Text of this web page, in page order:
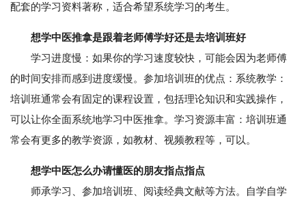
配套的学习资料著称，适合希望系统学习的考生。
想学中医推拿是跟着老师傅学好还是去培训班好
学习进度慢：如果你的学习速度较快，可能会因为老师傅
的时间安排而感到进度缓慢。参加培训班的优点：系统教学：
培训班通常会有固定的课程设置，包括理论知识和实践操作，
可以让你全面系统地学习中医推拿。学习资源丰富：培训班通
常会有更多的教学资源，如教材、视频教程等，可以。
想学中医怎么办请懂医的朋友指点指点
师承学习、参加培训班、阅读经典文献等方法。自学自学